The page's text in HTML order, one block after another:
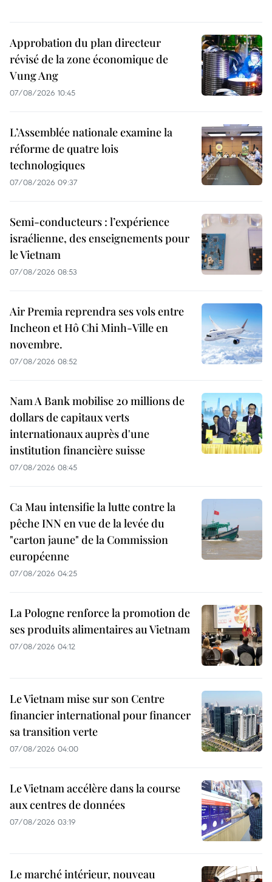
Approbation du plan directeur
révisé de la zone économique de
Vung Ang
07/08/2026 10:45
L’Assemblée nationale examine la
réforme de quatre lois
technologiques
07/08/2026 09:37
Semi-conducteurs : l’expérience
israélienne, des enseignements pour
le Vietnam
07/08/2026 08:53
Air Premia reprendra ses vols entre
Incheon et Hô Chi Minh-Ville en
novembre.
07/08/2026 08:52
Nam A Bank mobilise 20 millions de
dollars de capitaux verts
internationaux auprès d'une
institution financière suisse
07/08/2026 08:45
Ca Mau intensifie la lutte contre la
pêche INN en vue de la levée du
"carton jaune" de la Commission
européenne
07/08/2026 04:25
La Pologne renforce la promotion de
ses produits alimentaires au Vietnam
07/08/2026 04:12
Le Vietnam mise sur son Centre
financier international pour financer
sa transition verte
07/08/2026 04:00
Le Vietnam accélère dans la course
aux centres de données
07/08/2026 03:19
Le marché intérieur, nouveau